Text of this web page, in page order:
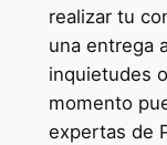
realizar tu
una entrega
inquietudes
momento
expertas de